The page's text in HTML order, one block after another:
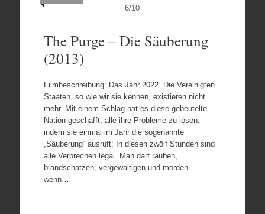
6/10
The Purge – Die Säuberung
(2013)
Filmbeschreibung: Das Jahr 2022. Die Vereinigten
Staaten, so wie wir sie kennen, existieren nicht
mehr. Mit einem Schlag hat es diese gebeutelte
Nation geschafft, alle ihre Probleme zu lösen,
indem sie einmal im Jahr die sogenannte
„Säuberung“ ausruft: In diesen zwölf Stunden sind
alle Verbrechen legal. Man darf rauben,
brandschatzen, vergewaltigen und morden –
wenn…